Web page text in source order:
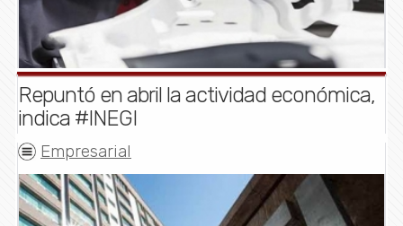
Repuntó en abril la actividad económica,
indica #INEGI
Empresarial